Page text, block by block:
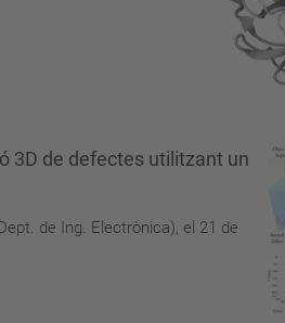
3D de defectes utilitzant un
de Ing. Electrònica), el 21 de